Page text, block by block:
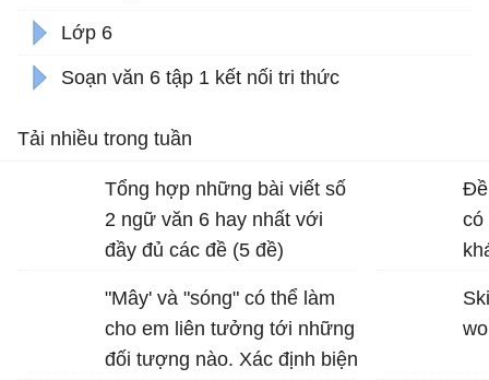
Lớp 6
Soạn văn 6 tập 1 kết nối tri thức
Tải nhiều trong tuần
Tổng hợp những bài viết số
2 ngữ văn 6 hay nhất với
đầy đủ các đề (5 đề)
"Mây' và "sóng" có thể làm
cho em liên tưởng tới những
đối tượng nào. Xác định biện
Đề
có